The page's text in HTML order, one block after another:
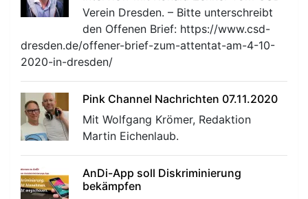
Verein Dresden. – Bitte unterschreibt
den Offenen Brief: https://www.csd-
dresden.de/offener-brief-zum-attentat-am-4-10-
2020-in-dresden/
Pink Channel Nachrichten 07.11.2020
Mit Wolfgang Krömer, Redaktion
Martin Eichenlaub.
AnDi-App soll Diskriminierung
bekämpfen